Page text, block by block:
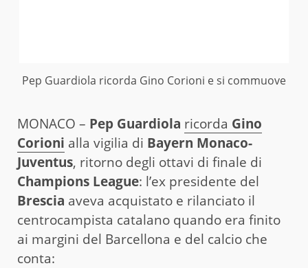
Pep Guardiola ricorda Gino Corioni e si commuove
MONACO – Pep Guardiola ricorda Gino
Corioni alla vigilia di Bayern Monaco-
Juventus, ritorno degli ottavi di finale di
Champions League: l’ex presidente del
Brescia aveva acquistato e rilanciato il
centrocampista catalano quando era finito
ai margini del Barcellona e del calcio che
conta: